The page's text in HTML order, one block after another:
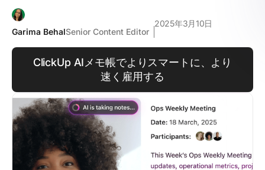
Garima BehalSenior Content Editor
2025年3月10日
ClickUp AIメモ帳でよりスマートに、より
速く雇用する